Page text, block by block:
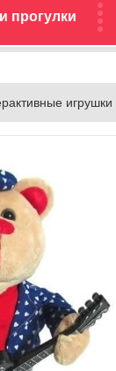
прогулки
игрушки